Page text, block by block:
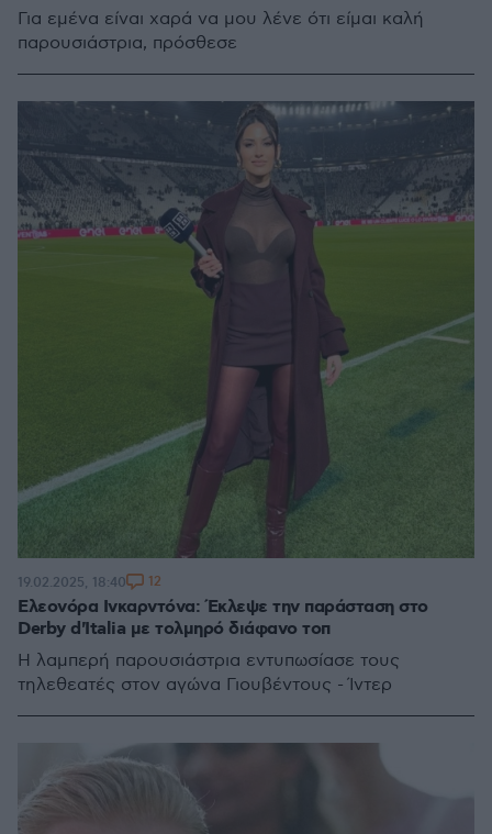
Για εμένα είναι χαρά να μου λένε ότι είμαι καλή
παρουσιάστρια, πρόσθεσε
Ελεονόρα Ινκαρντόνα: Έκλεψε την παράσταση στο
Derby d'Italia με τολμηρό διάφανο τοπ
Η λαμπερή παρουσιάστρια εντυπωσίασε τους
τηλεθεατές στον αγώνα Γιουβέντους - Ίντερ
19.02.2025, 18:40 12